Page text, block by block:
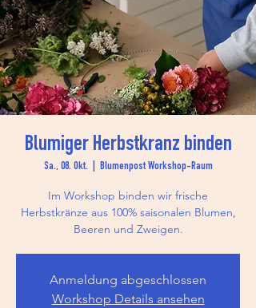
Blumiger Herbstkranz binden
Sa., 08. Okt.
  |
Blumenpost Workshop-Raum
Im Workshop binden wir frische
Herbstkränze aus 100% saisonalen Blumen,
Beeren und Zweigen.
Anmeldung abgeschlossen
Workshop Details ansehen